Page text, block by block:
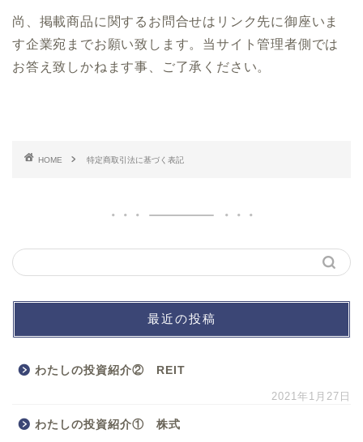
尚、掲載商品に関するお問合せはリンク先に御座いま
す企業宛までお願い致します。当サイト管理者側では
お答え致しかねます事、ご了承ください。
HOME 特定商取引法に基づく表記
最近の投稿
わたしの投資紹介② REIT
2021年1月27日
わたしの投資紹介① 株式